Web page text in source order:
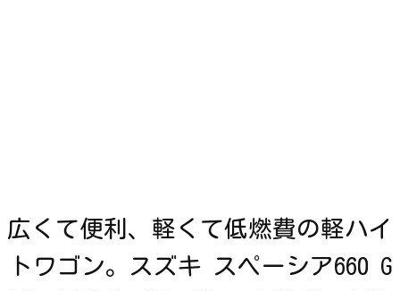
広くて便利、軽くて低燃費の軽ハイ
トワゴン。スズキ スペーシア660 G